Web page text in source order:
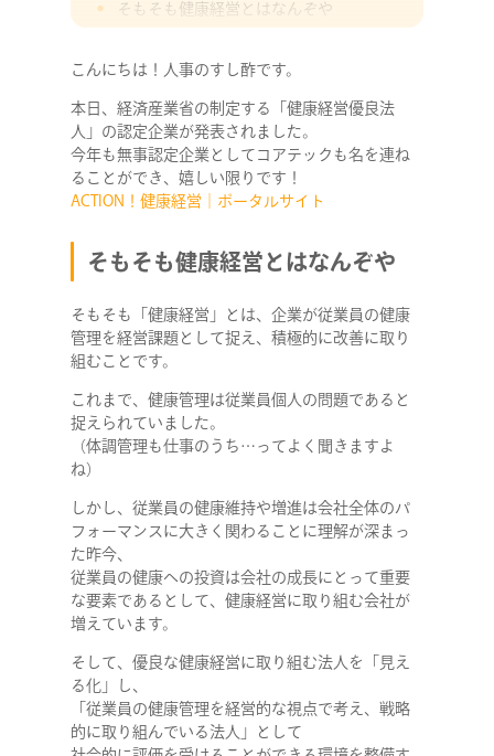
そもそも健康経営とはなんぞや
終わりに
こんにちは！人事のすし酢です。
本日、経済産業省の制定する「健康経営優良法
人」の認定企業が発表されました。
今年も無事認定企業としてコアテックも名を連ね
ることができ、嬉しい限りです！
ACTION！健康経営｜ポータルサイト
そもそも健康経営とはなんぞや
そもそも「健康経営」とは、企業が従業員の健康
管理を経営課題として捉え、積極的に改善に取り
組むことです。
これまで、健康管理は従業員個人の問題であると
捉えられていました。
（体調管理も仕事のうち…ってよく聞きますよ
ね）
しかし、従業員の健康維持や増進は会社全体のパ
フォーマンスに大きく関わることに理解が深まっ
た昨今、
従業員の健康への投資は会社の成長にとって重要
な要素であるとして、健康経営に取り組む会社が
増えています。
そして、優良な健康経営に取り組む法人を「見え
る化」し、
「従業員の健康管理を経営的な視点で考え、戦略
的に取り組んでいる法人」として